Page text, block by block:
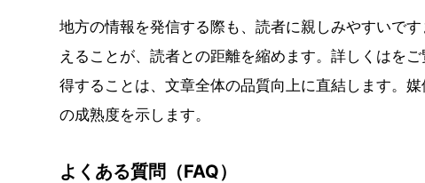
地方の情報を発信する際も、読者に親しみやすいで
えることが、読者との距離を縮めます。詳しくはを
得することは、文章全体の品質向上に直結します。
の成熟度を示します。
よくある質問（FAQ）